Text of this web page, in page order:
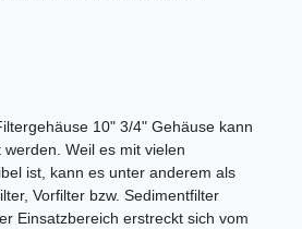
10" 3/4" Gehäuse kann
Weil es mit vielen
ist, kann es unter anderem als
Vorfilter bzw. Sedimentfilter
Einsatzbereich erstreckt sich vom